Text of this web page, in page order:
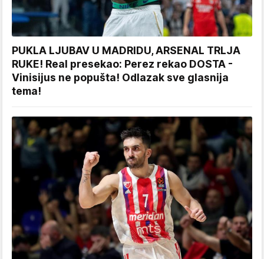
PUKLA LJUBAV U MADRIDU, ARSENAL TRLJA
RUKE! Real presekao: Perez rekao DOSTA -
Vinisijus ne popušta! Odlazak sve glasnija
tema!